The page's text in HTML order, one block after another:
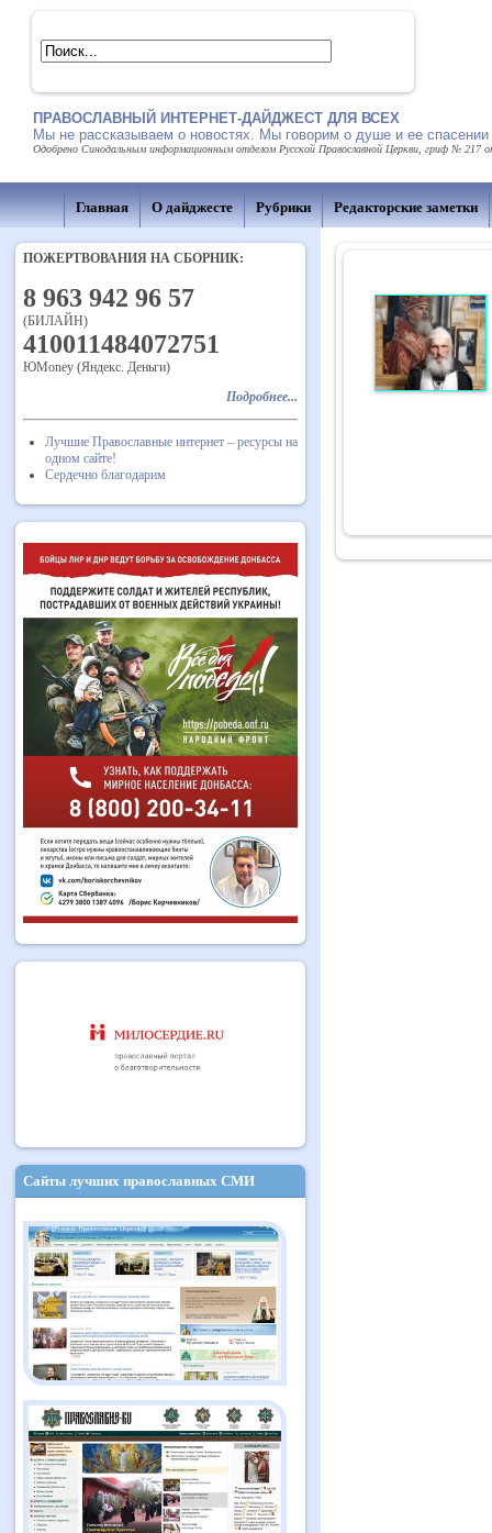
ПРАВОСЛАВНЫЙ ИНТЕРНЕТ-ДАЙДЖЕСТ ДЛЯ ВСЕХ
Мы не рассказываем о новостях. Мы говорим о душе и ее спасении
Одобрено Синодальным информационным отделом Русской Православной Церкви, гриф № 217
Главная О дайджесте Рубрики Редакторские заметки
ПОЖЕРТВОВАНИЯ НА СБОРНИК:
8 963 942 96 57
(БИЛАЙН)
410011484072751
ЮMoney (Яндекс. Деньги)
Подробнее...
Лучшие Православные интернет – ресурсы на
одном сайте!
Сердечно благодарим
Сайты лучших православных СМИ